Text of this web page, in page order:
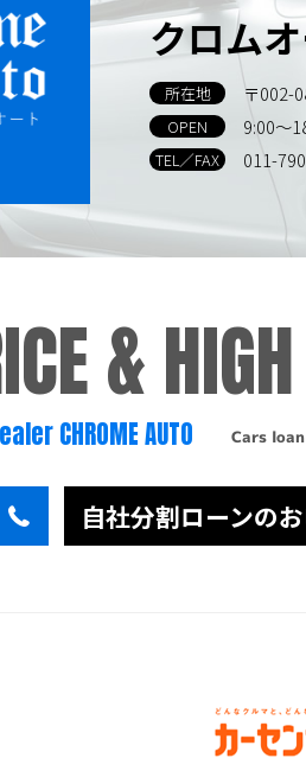
クロム
所在地 〒002-
OPEN 9:00～
TEL／FAX 011-
&
CHROME AUTO Cars
自社分割ローンの